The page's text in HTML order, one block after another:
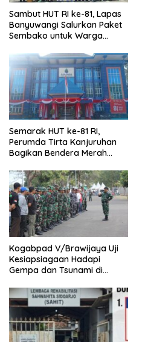
Sambut HUT RI ke-81, Lapas
Banyuwangi Salurkan Paket
Sembako untuk Warga
Semarak HUT ke-81 RI,
Perumda Tirta Kanjuruhan
Bagikan Bendera Merah
Kogabpad V/Brawijaya Uji
Kesiapsiagaan Hadapi
Gempa dan Tsunami di